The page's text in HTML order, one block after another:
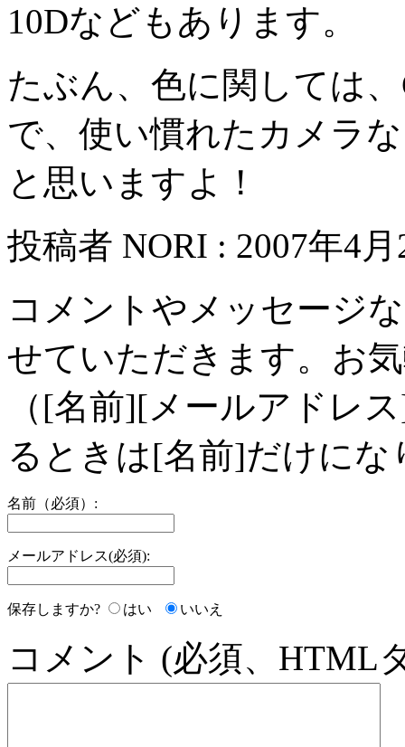
10Dなどもあります。
たぶん、色に関しては
で、使い慣れたカメラ
と思いますよ！
投稿者 NORI : 2007年4月
コメントやメッセージ
せていただきます。お
（[名前][メールアドレ
るときは[名前]だけにな
名前（必須）:
メールアドレス(必須):
保存しますか? はい いいえ
コメント (必須、HTML